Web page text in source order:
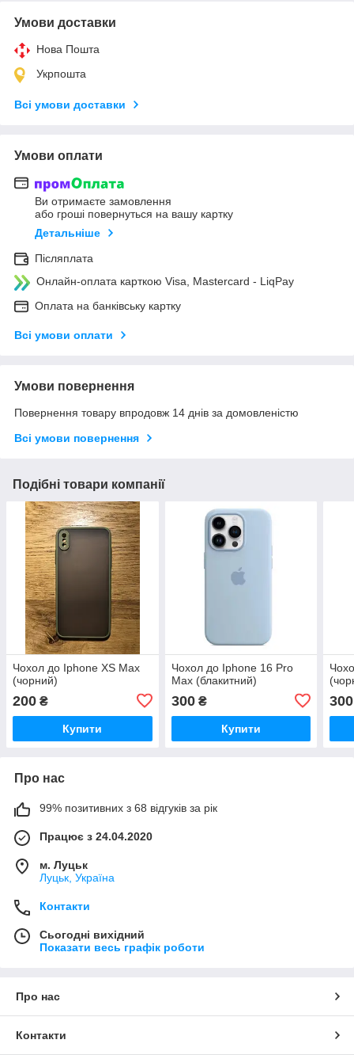
Умови доставки
Нова Пошта
Укрпошта
Всі умови доставки
Умови оплати
Ви отримаєте замовлення
або гроші повернуться на вашу картку
Детальніше
Післяплата
Онлайн-оплата карткою Visa, Mastercard - LiqPay
Оплата на банківську картку
Всі умови оплати
Умови повернення
Повернення товару впродовж 14 днів за домовленістю
Всі умови повернення
Подібні товари компанії
Чохол до Iphone XS Max
(чорний)
200 ₴
Купити
Чохол до Iphone 16 Pro
Max (блакитний)
300₴
Купити
300
Про нас
99% позитивних з 68 відгуків за рік
Працює з 24.04.2020
м. Луцьк
Луцьк, Україна
Контакти
Сьогодні вихідний
Показати весь графік роботи
Про нас
Контакти